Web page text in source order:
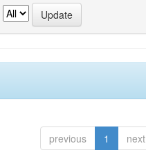
previous 1 next